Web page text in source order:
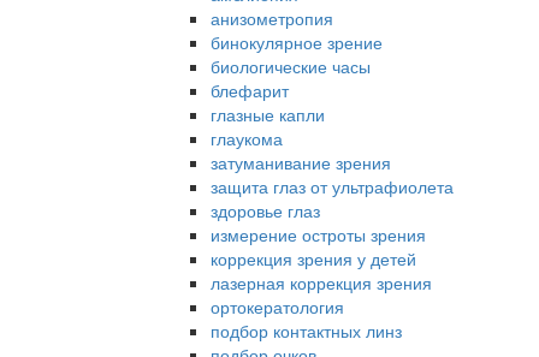
анизометропия
бинокулярное зрение
биологические часы
блефарит
глазные капли
глаукома
затуманивание зрения
защита глаз от ультрафиолета
здоровье глаз
измерение остроты зрения
коррекция зрения у детей
лазерная коррекция зрения
ортокератология
подбор контактных линз